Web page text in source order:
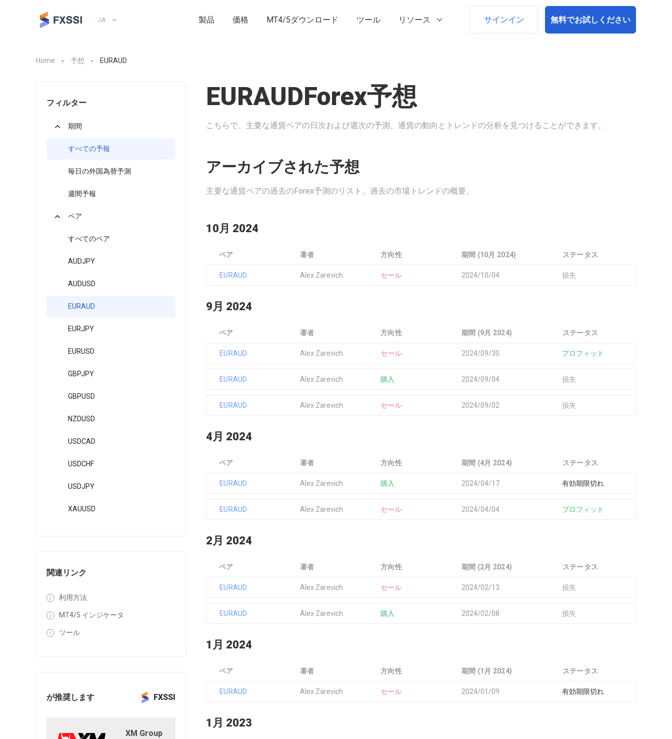
JA 製品 価格 MT4/5ダウンロード ツール リソース サインイン 無料でお試しください
Home 予想 EURAUD
フィルター
期間
すべての予報
毎日の外国為替予測
週間予報
ペア
すべてのペア
AUDJPY
AUDUSD
EURAUD
EURJPY
EURUSD
GBPJPY
GBPUSD
NZDUSD
USDCAD
USDCHF
USDJPY
XAUUSD
関連リンク
利用方法
MT4/5 インジケータ
ツール
が推奨します FXSSI
XM Group
EURAUDForex予想
こちらで、主要な通貨ペアの日次および週次の予測、通貨の動向とトレンドの分析を見つけることができます。
アーカイブされた予想
主要な通貨ペアの過去のForex予測のリスト。過去の市場トレンドの概要。
10月 2024
ペア 著者 方向性 期間 (10月 2024) ステータス
EURAUD Alex Zarevich セール 2024/10/04 損失
9月 2024
ペア 著者 方向性 期間 (9月 2024) ステータス
EURAUD Alex Zarevich セール 2024/09/30 プロフィット
EURAUD Alex Zarevich 購入 2024/09/04 損失
EURAUD Alex Zarevich セール 2024/09/02 損失
4月 2024
ペア 著者 方向性 期間 (4月 2024) ステータス
EURAUD Alex Zarevich 購入 2024/04/17 有効期限切れ
EURAUD Alex Zarevich セール 2024/04/04 プロフィット
2月 2024
ペア 著者 方向性 期間 (2月 2024) ステータス
EURAUD Alex Zarevich セール 2024/02/13 損失
EURAUD Alex Zarevich 購入 2024/02/08 損失
1月 2024
ペア 著者 方向性 期間 (1月 2024) ステータス
EURAUD Alex Zarevich セール 2024/01/09 有効期限切れ
1月 2023